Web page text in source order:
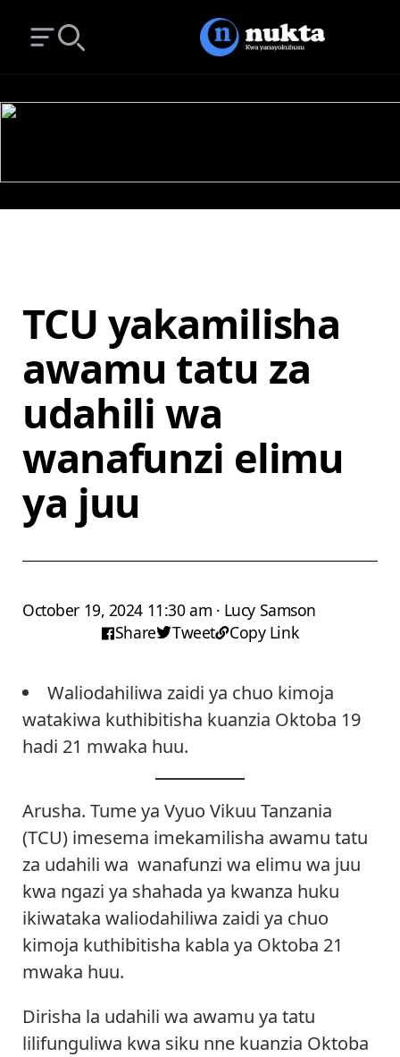
Open main menu
TCU yakamilisha
awamu tatu za
udahili wa
wanafunzi elimu
ya juu
October 19, 2024 11:30 am · Lucy Samson
Share
Tweet Copy Link
Waliodahiliwa zaidi ya chuo kimoja
watakiwa kuthibitisha kuanzia Oktoba 19
hadi 21 mwaka huu.
Arusha. Tume ya Vyuo Vikuu Tanzania
(TCU) imesema imekamilisha awamu tatu
za udahili wa wanafunzi wa elimu wa juu
kwa ngazi ya shahada ya kwanza huku
ikiwataka waliodahiliwa zaidi ya chuo
kimoja kuthibitisha kabla ya Oktoba 21
mwaka huu.
Dirisha la udahili wa awamu ya tatu
lilifunguliwa kwa siku nne kuanzia Oktoba